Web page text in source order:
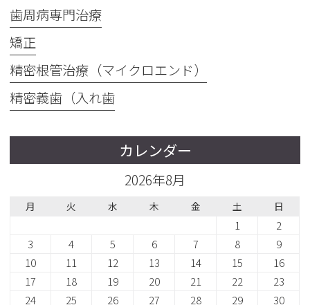
歯周病専門治療
矯正
精密根管治療（マイクロエンド）
精密義歯（入れ歯
カレンダー
2026年8月
月 火 水 木 金 土 日
1
2
3
4 5 6 7 8
9
10
11 12 13 14 15
16
17
18 19 20 21 22
23
24
25 26 27 28 29
30